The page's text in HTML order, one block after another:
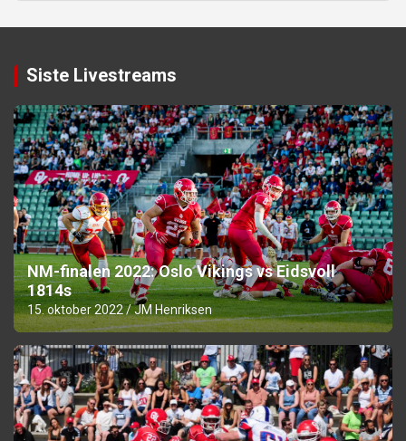
Siste Livestreams
NM-finalen 2022: Oslo Vikings vs Eidsvoll
1814s
15. oktober 2022 JM Henriksen